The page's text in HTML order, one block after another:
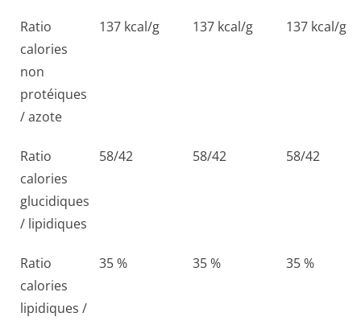
Ratio
calories
non
protéiques
/ azote
137 kcal/g 137 kcal/g 137 kcal/g
Ratio
calories
glucidiques
/ lipidiques
58/42 58/42 58/42
Ratio
calories
lipidiques /
35 % 35 % 35 %